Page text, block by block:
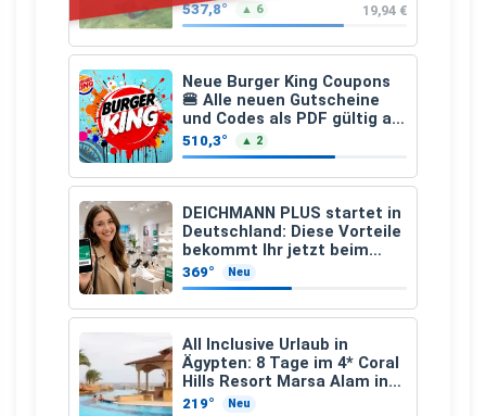
Ladegerät)
537,8° ▲ 6 19,94 €
Neue Burger King Coupons
🍔 Alle neuen Gutscheine
und Codes als PDF gültig ab
25.07.2026 bis 04.09.2026
510,3° ▲ 2
DEICHMANN PLUS startet in
Deutschland: Diese Vorteile
bekommt Ihr jetzt beim
Schuhkauf
369° Neu
All Inclusive Urlaub in
Ägypten: 8 Tage im 4* Coral
Hills Resort Marsa Alam inkl.
Flüge ab 299 € p.P.
219° Neu